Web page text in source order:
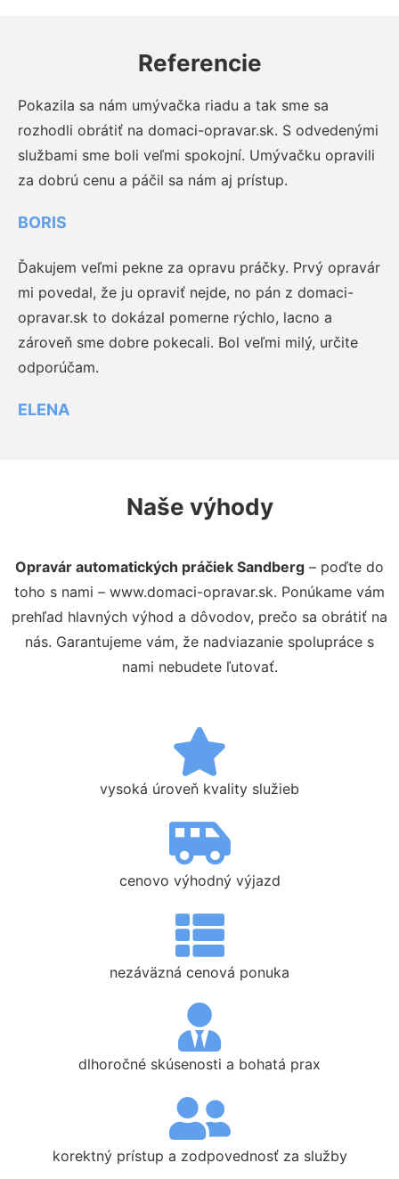
Referencie
Pokazila sa nám umývačka riadu a tak sme sa
rozhodli obrátiť na domaci-opravar.sk. S odvedenými
službami sme boli veľmi spokojní. Umývačku opravili
za dobrú cenu a páčil sa nám aj prístup.
BORIS
Ďakujem veľmi pekne za opravu práčky. Prvý opravár
mi povedal, že ju opraviť nejde, no pán z domaci-
opravar.sk to dokázal pomerne rýchlo, lacno a
zároveň sme dobre pokecali. Bol veľmi milý, určite
odporúčam.
ELENA
Naše výhody
Opravár automatických práčiek Sandberg – poďte do
toho s nami – www.domaci-opravar.sk. Ponúkame vám
prehľad hlavných výhod a dôvodov, prečo sa obrátiť na
nás. Garantujeme vám, že nadviazanie spolupráce s
nami nebudete ľutovať.
vysoká úroveň kvality služieb
cenovo výhodný výjazd
nezáväzná cenová ponuka
dlhoročné skúsenosti a bohatá prax
korektný prístup a zodpovednosť za služby